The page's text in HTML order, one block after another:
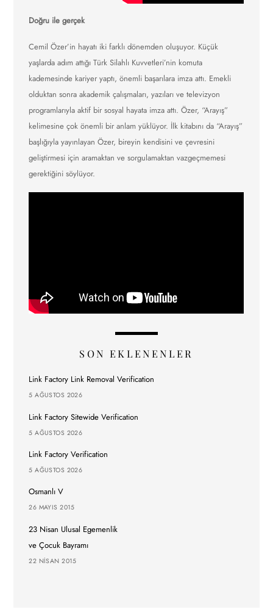
Doğru ile gerçek
Cemil Özer’in hayatı iki farklı dönemden oluşuyor. Küçük
yaşlarda adım attığı Türk Silahlı Kuvvetleri’nin komuta
kademesinde kariyer yaptı, önemli başarılara imza attı. Emekli
olduktan sonra akademik çalışmaları, yazıları ve televizyon
programlarıyla aktif bir sosyal hayata imza attı. Özer, “Arayış”
kelimesine çok önemli bir anlam yüklüyor. İlk kitabını da “Arayış”
başlığıyla yayınlayan Özer, bireyin kendisini ve çevresini
geliştirmesi için aramaktan ve sorgulamaktan vazgeçmemesi
gerektiğini söylüyor.
SON EKLENENLER
Link Factory Link Removal Verification
5 AĞUSTOS 2026
Link Factory Sitewide Verification
5 AĞUSTOS 2026
Link Factory Verification
5 AĞUSTOS 2026
Osmanlı V
26 MAYIS 2015
23 Nisan Ulusal Egemenlik
ve Çocuk Bayramı
22 NISAN 2015